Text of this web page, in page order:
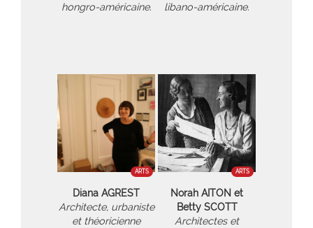
hongro-américaine.
libano-américaine.
ARTS
Diana AGREST
Architecte, urbaniste
et théoricienne
ARTS
Norah AITON et
Betty SCOTT
Architectes et